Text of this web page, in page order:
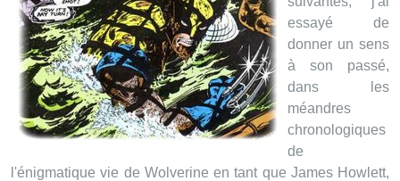
essayé de
donner un sens
à son passé,
dans les
méandres
chronologiques
de
l'énigmatique vie de Wolverine en tant que James Howlett,